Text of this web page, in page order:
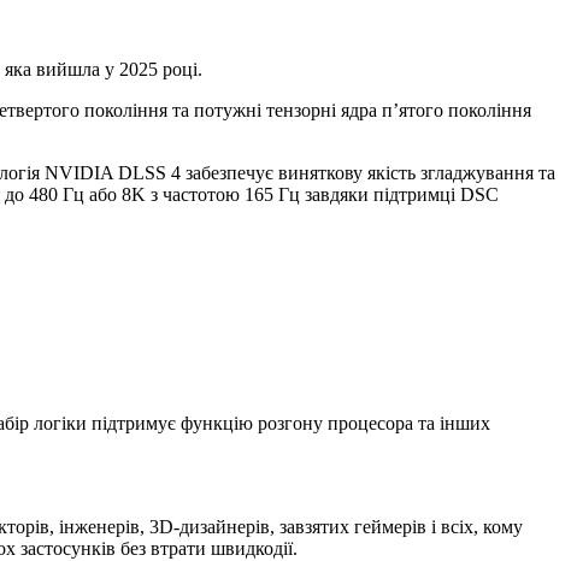
яка вийшла у 2025 році.
покоління та потужні тензорні ядра п’ятого покоління
NVIDIA DLSS 4 забезпечує виняткову якість згладжування та
480 Гц або 8K з частотою 165 Гц завдяки підтримці DSC
логіки підтримує функцію розгону процесора та інших
інженерів, 3D-дизайнерів, завзятих геймерів і всіх, кому
без втрати швидкодії.